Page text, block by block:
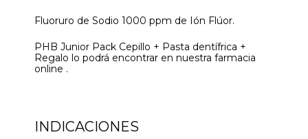
Fluoruro de Sodio 1000 ppm de Ión Flúor.
PHB Junior Pack Cepillo + Pasta dentífrica +
Regalo lo podrá encontrar en nuestra farmacia
online .
INDICACIONES